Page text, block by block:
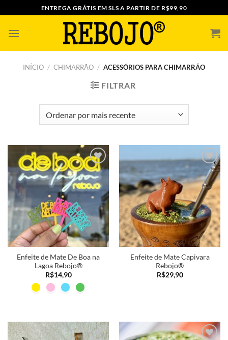
to
content
ENTREGA GRÁTIS EM SLS A PARTIR DE R$99,90
INÍCIO / CHIMARRÃO / ACESSÓRIOS PARA CHIMARRÃO
FILTRAR
Adicionar
a minha
lista
Enfeite de Mate De Boa na
Lagoa Rebojo®
R$14,90
Adicionar
a minha
lista
Enfeite de Mate Capivara
Rebojo®
R$29,90